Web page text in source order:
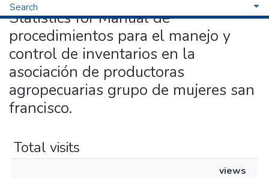
Search
Statistics for Manual de
procedimientos para el manejo y
control de inventarios en la
asociación de productoras
agropecuarias grupo de mujeres san
francisco.
Total visits
views